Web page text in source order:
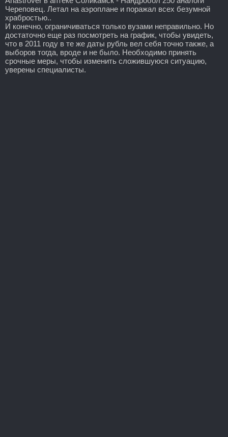
Череповец. Летал на аэроплане и поражал всех безумной
храбростью..
И конечно, ограничиваться только вузами неправильно. Но
достаточно еще раз посмотреть на график, чтобы увидеть,
что в 2011 году в те же даты рубль вел себя точно также, а
выборов тогда, вроде и не было. Необходимо принять
срочные меры, чтобы изменить сложившуюся ситуацию,
уверены специалисты.